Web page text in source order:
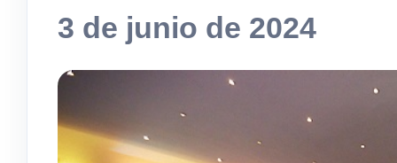
3 de junio de 2024